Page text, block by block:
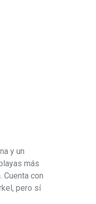
y un
más
Cuenta con
pero sí